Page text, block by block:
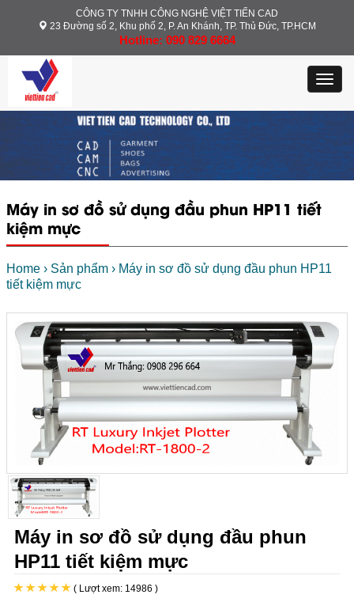
CÔNG TY TNHH CÔNG NGHỆ VIỆT TIẾN CAD
23 Đường số 2, Khu phố 2, P. An Khánh, TP. Thủ Đức, TP.HCM
Hotline: 090 829 6664
Máy in sơ đồ sử dụng đầu phun HP11 tiết
kiệm mực
Home › Sản phẩm › Máy in sơ đồ sử dụng đầu phun HP11
tiết kiệm mực
Máy in sơ đồ sử dụng đầu phun
HP11 tiết kiệm mực
( Lượt xem: 14986 )